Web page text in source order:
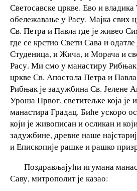
Светосавске цркве. Ево и
обележавање у Расу. Мајка свих
Св. Петра и Павла где је живео
где се крстио Свети Сава и
Студеница, и Жича, и Морача и
Расу. Ми смо у манастиру
цркве Св. Апостола Петра и
Рибњак је задужбина Св. Јелене
Уроша Првог, светитељке која је
манастира Градац. Биће ускоро
који је живописан и осликан и
задужбине, древне наше
и Епископије рашке и рашко
Поздрављајући игумана
Саву, митрополит је казао: